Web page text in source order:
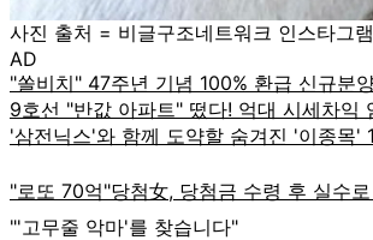
사진 출처 = 비글구조네트워크 인스타그램
AD
"'고무줄 악마'를 찾습니다"